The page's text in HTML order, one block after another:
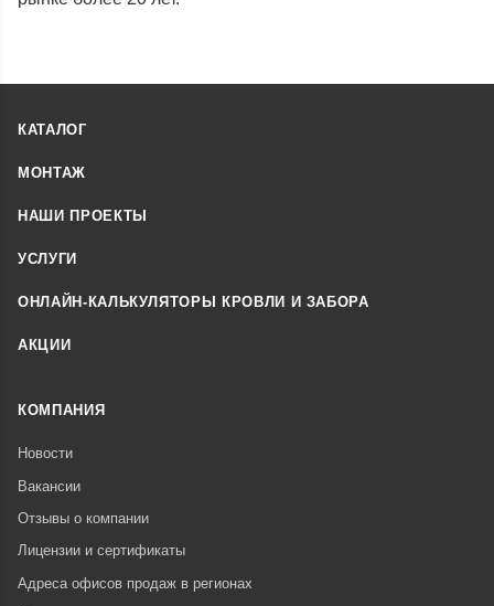
КАТАЛОГ
МОНТАЖ
НАШИ ПРОЕКТЫ
УСЛУГИ
ОНЛАЙН-КАЛЬКУЛЯТОРЫ КРОВЛИ И ЗАБОРА
АКЦИИ
КОМПАНИЯ
Новости
Вакансии
Отзывы о компании
Лицензии и сертификаты
Адреса офисов продаж в регионах